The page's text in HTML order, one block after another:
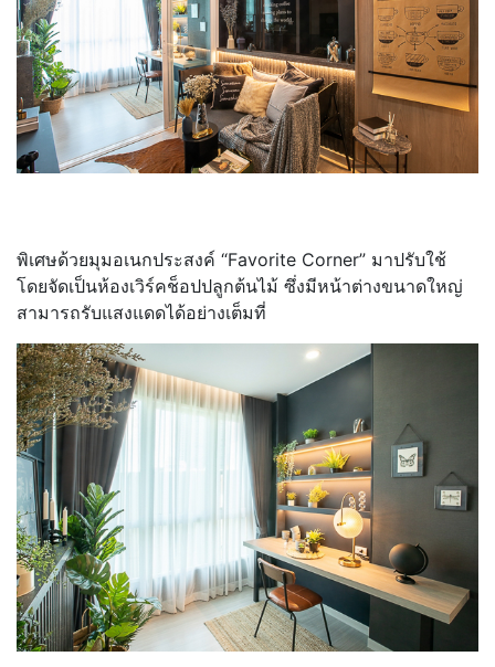
พิเศษด้วยมุมอเนกประสงค์ “Favorite Corner” มาปรับใช้
โดยจัดเป็นห้องเวิร์คช็อปปลูกต้นไม้ ซึ่งมีหน้าต่างขนาดใหญ่
สามารถรับแสงแดดได้อย่างเต็มที่